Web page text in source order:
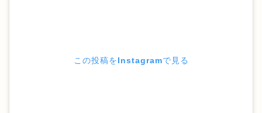
この投稿をInstagramで見る